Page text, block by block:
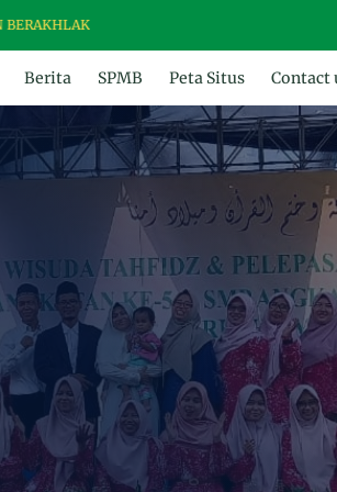
Berita SPMB Peta Situs Contact